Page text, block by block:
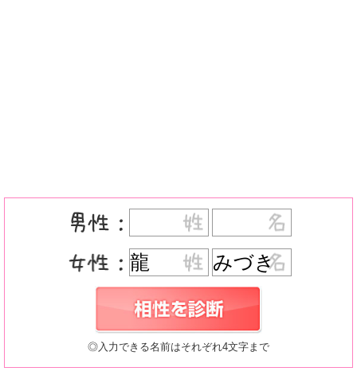
◎入力できる名前はそれぞれ4文字まで